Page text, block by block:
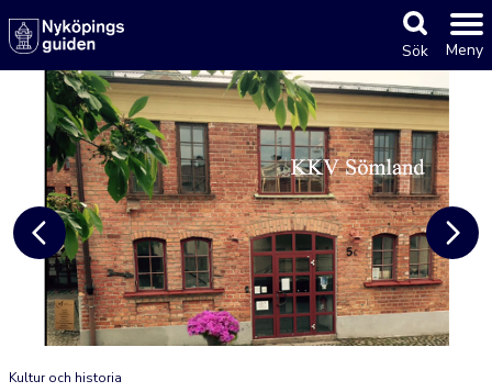
Sök Meny
Kultur och historia